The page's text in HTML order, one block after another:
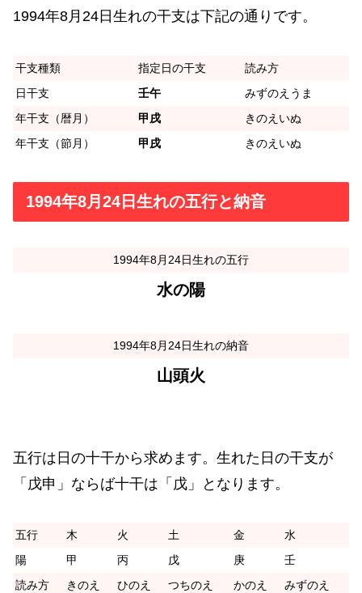
1994年8月24日生れの干支は下記の通りです。
干支種類 指定日の干支
読み方
日干支
壬午
みずのえうま
年干支（暦月）
甲戌
きのえいぬ
年干支（節月）
甲戌 きのえいぬ
1994年8月24日生れの五行と納音
1994年8月24日生れの五行
水の陽
1994年8月24日生れの納音
山頭火
五行は日の十干から求めます。生れた日の干支が
「戊申」ならば十干は「戊」となります。
五行 木 火 土 金
水
陽
甲 丙 戊 庚
壬
読み方
きのえ ひのえ つちのえ かのえ
みずのえ